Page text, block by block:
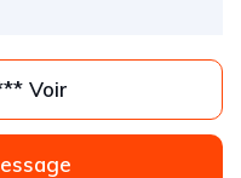
014 *** *** Voir